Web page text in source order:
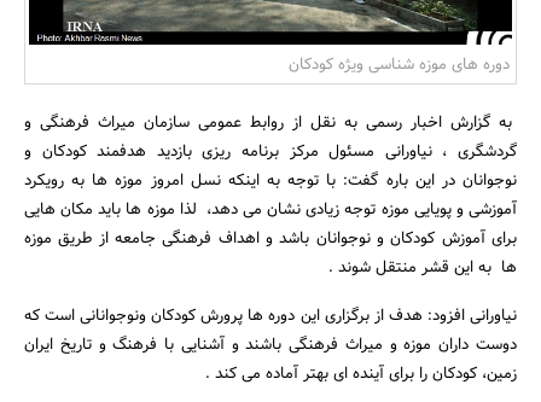
دوره های موزه شناسی ویژه کودکان
به گزارش اخبار رسمی به نقل از روابط عمومی سازمان میراث فرهنگی و
گردشگری ، نیاورانی مسئول مرکز برنامه ریزی بازدید هدفمند کودکان و
نوجوانان در این باره گفت: با توجه به اینکه نسل امروز موزه ها به رویکرد
آموزشی و پویایی موزه توجه زیادی نشان می دهد، لذا موزه ها باید مکان هایی
برای آموزش کودکان و نوجوانان باشد و اهداف فرهنگی جامعه از طریق موزه
ها به این قشر منتقل شوند .
نیاورانی افزود: هدف از برگزاری این دوره ها پرورش کودکان ونوجوانانی است که
دوست داران موزه و میراث فرهنگی باشند و آشنایی با فرهنگ و تاریخ ایران
زمین، کودکان را برای آینده ای بهتر آماده می کند .